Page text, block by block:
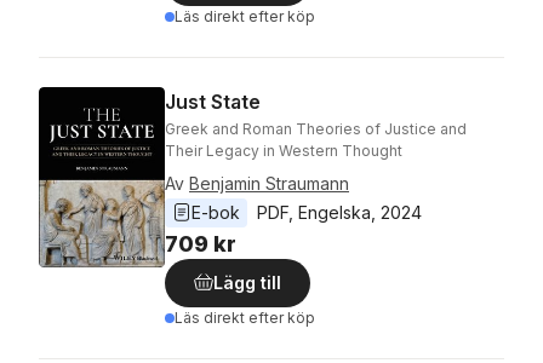
Läs direkt efter köp
Just State
Greek and Roman Theories of Justice and
Their Legacy in Western Thought
Av Benjamin Straumann
E-bok
PDF Engelska 2024
709 kr
Lägg till
Läs direkt efter köp